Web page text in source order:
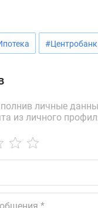
#Центробанк
личные
из личного